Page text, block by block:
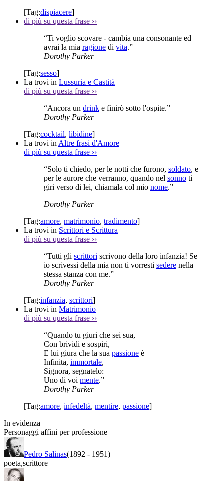
[Tag:dispiacere]
di più su questa frase ››
“Ti voglio scovare - cambia una consonante ed
avrai la mia ragione di vita.”
Dorothy Parker
[Tag:sesso]
La trovi in Lussuria e Castità
di più su questa frase ››
“Ancora un drink e finirò sotto l'ospite.”
Dorothy Parker
[Tag:cocktail, libidine]
La trovi in Altre frasi d'Amore
di più su questa frase ››
“Solo ti chiedo, per le notti che furono, soldato, e
per le aurore che verranno, quando nel sonno ti
giri verso di lei, chiamala col mio nome.”
Dorothy Parker
[Tag:amore, matrimonio, tradimento]
La trovi in Scrittori e Scrittura
di più su questa frase ››
“Tutti gli scrittori scrivono della loro infanzia! Se
io scrivessi della mia non ti vorresti sedere nella
stessa stanza con me.”
Dorothy Parker
[Tag:infanzia, scrittori]
La trovi in Matrimonio
di più su questa frase ››
“Quando tu giuri che sei sua,
Con brividi e sospiri,
E lui giura che la sua passione è
Infinita, immortale,
Signora, segnatelo:
Uno di voi mente.”
Dorothy Parker
[Tag:amore, infedeltà, mentire, passione]
In evidenza
Personaggi affini per professione
Pedro Salinas(1892 - 1951)
poeta,scrittore